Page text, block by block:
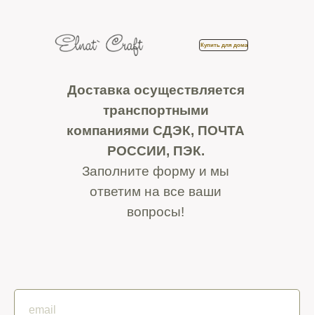
Доставка осуществляется
транспортными
компаниями СДЭК, ПОЧТА
РОССИИ, ПЭК.
Заполните форму и мы
ответим на все ваши
вопросы!
Купить для дома